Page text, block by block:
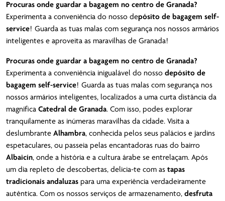
Procuras onde guardar a bagagem no centro de Granada?
Experimenta a conveniência do nosso depósito de bagagem self-
service! Guarda as tuas malas com segurança nos nossos armários
inteligentes e aproveita as maravilhas de Granada!
Procuras onde guardar a bagagem no centro de Granada?
Experimenta a conveniência inigualável do nosso depósito de
bagagem self-service! Guarda as tuas malas com segurança nos
nossos armários inteligentes, localizados a uma curta distância da
magnífica Catedral de Granada. Com isso, podes explorar
tranquilamente as inúmeras maravilhas da cidade. Visita a
deslumbrante Alhambra, conhecida pelos seus palácios e jardins
espetaculares, ou passeia pelas encantadoras ruas do bairro
Albaicín, onde a história e a cultura árabe se entrelaçam. Após
um dia repleto de descobertas, delicia-te com as tapas
tradicionais andaluzas para uma experiência verdadeiramente
autêntica. Com os nossos serviços de armazenamento, desfruta